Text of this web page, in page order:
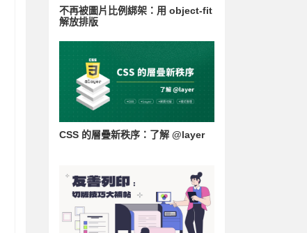
不再被圖片比例綁架：用 object-fit
解放排版
CSS 的層疊新秩序：了解 @layer